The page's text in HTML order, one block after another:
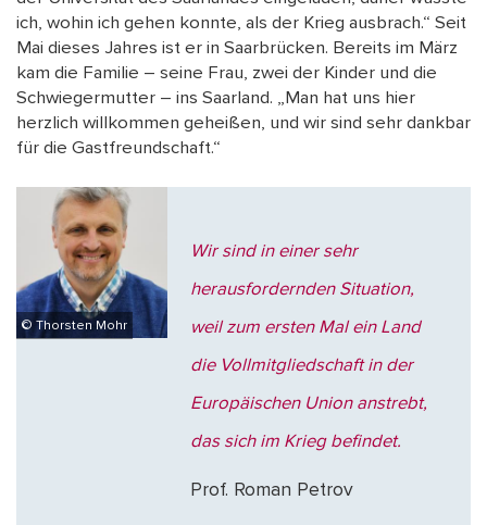
ich, wohin ich gehen konnte, als der Krieg ausbrach.“ Seit
Mai dieses Jahres ist er in Saarbrücken. Bereits im März
kam die Familie – seine Frau, zwei der Kinder und die
Schwiegermutter – ins Saarland. „Man hat uns hier
herzlich willkommen geheißen, und wir sind sehr dankbar
für die Gastfreundschaft.“
© Thorsten Mohr
Wir sind in einer sehr
herausfordernden Situation,
weil zum ersten Mal ein Land
die Vollmitgliedschaft in der
Europäischen Union anstrebt,
das sich im Krieg befindet.
Prof. Roman Petrov